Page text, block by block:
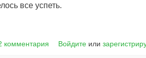
все успеть.
комментария Войдите или